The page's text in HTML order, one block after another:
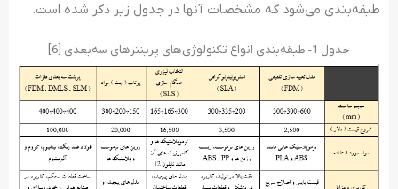
طبقه‌بندی می‌شود که مشخصات آنها در جدول زیر ذکر شده است.
جدول 1- طبقه‌بندی انواع تکنولوژی‌های پرینتر‌های سه‌بعدی [6]